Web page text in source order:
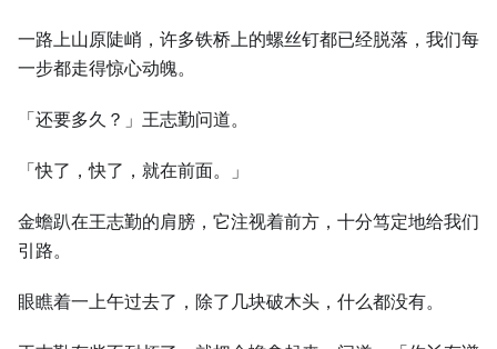
一路上山原陡峭，许多铁桥上的螺丝钉都已经脱落，我们每
一步都走得惊心动魄。
「还要多久？」王志勤问道。
「快了，快了，就在前面。」
金蟾趴在王志勤的肩膀，它注视着前方，十分笃定地给我们
引路。
眼瞧着一上午过去了，除了几块破木头，什么都没有。